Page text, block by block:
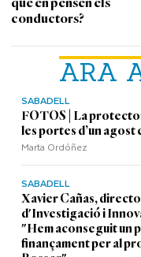
ARA
SABADELL
FOTOS | La
les portes d’un agost
Marta Ordóñez
SABADELL
Xavier Cañas,
d'Investigació i
"Hem aconseguit un
finançament per al
què en pensen els
conductors?